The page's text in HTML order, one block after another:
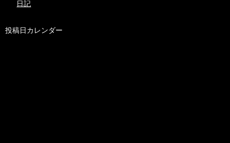
日記
投稿日カレンダー